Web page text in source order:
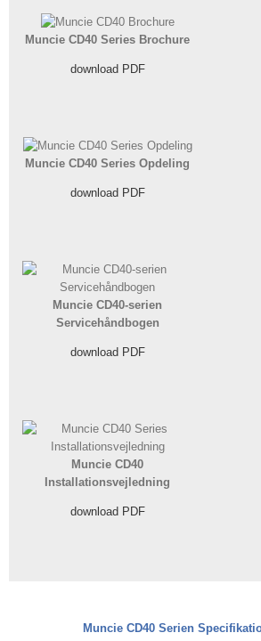
Muncie CD40 Series Brochure
download PDF
Muncie CD40 Series Opdeling
download PDF
Muncie CD40-serien
Servicehåndbogen
download PDF
Muncie CD40
Installationsvejledning
download PDF
Muncie CD40 Serien